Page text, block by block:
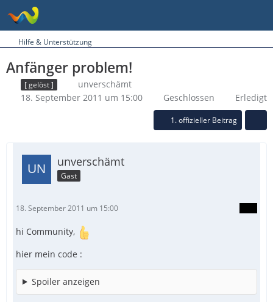
Hilfe & Unterstützung
Anfänger problem!
[ gelöst ]
unverschämt
18. September 2011 um 15:00
Geschlossen Erledigt
1. offizieller Beitrag
unverschämt
Gast
18. September 2011 um 15:00
hi Community,
hier mein code :
Spoiler anzeigen